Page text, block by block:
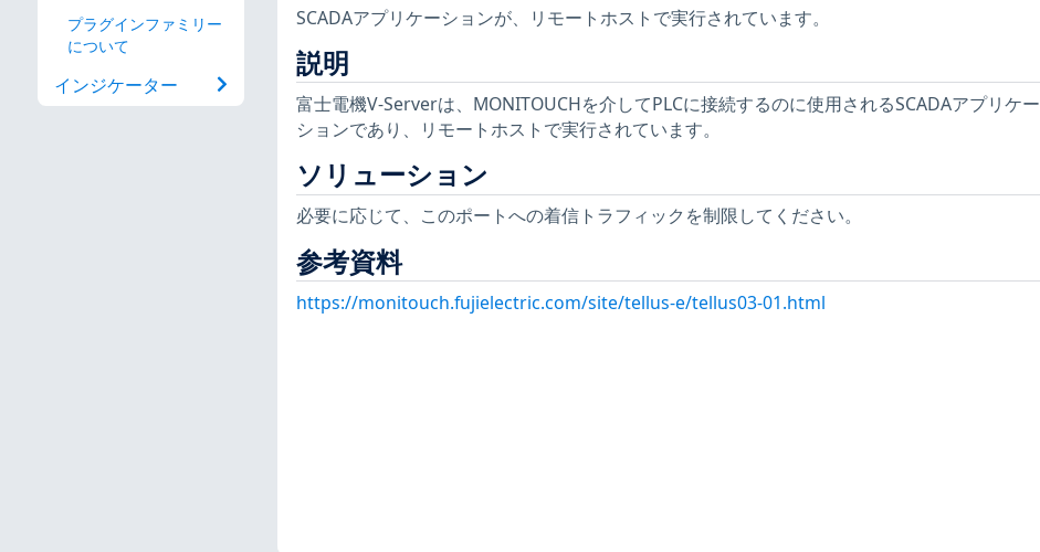
プラグインファミリー
について
インジケーター
SCADAアプリケーションが、リモートホストで実行されています。
説明
富士電機V-Serverは、MONITOUCHを介してPLCに接続するのに使用されるSCADAアプリケー
ションであり、リモートホストで実行されています。
ソリューション
必要に応じて、このポートへの着信トラフィックを制限してください。
参考資料
https://monitouch.fujielectric.com/site/tellus-e/tellus03-01.html